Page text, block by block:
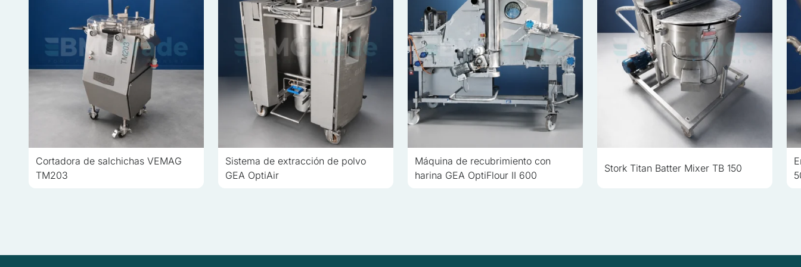
Cortadora de salchichas VEMAG
TM203
Sistema de extracción de polvo
GEA OptiAir
Máquina de recubrimiento con
harina GEA OptiFlour II 600
Stork Titan Batter Mixer TB 150